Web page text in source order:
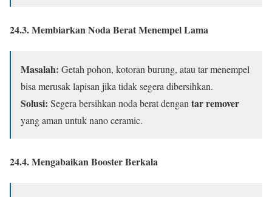
24.3. Membiarkan Noda Berat Menempel Lama
Masalah: Getah pohon, kotoran burung, atau tar menempel
bisa merusak lapisan jika tidak segera dibersihkan.
Solusi: Segera bersihkan noda berat dengan tar remover
yang aman untuk nano ceramic.
24.4. Mengabaikan Booster Berkala